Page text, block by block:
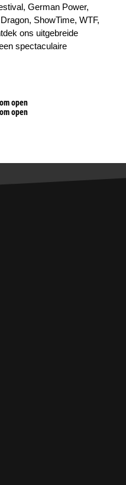
German Power,
ShowTime, WTF,
ons uitgebreide
spectaculaire
open
open